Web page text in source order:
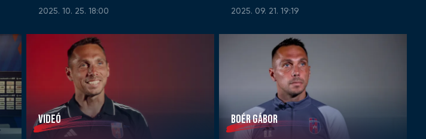
2025. 10. 25. 18:00 2025. 09. 21. 19:19
VIDEÓ BOÉR GÁBOR